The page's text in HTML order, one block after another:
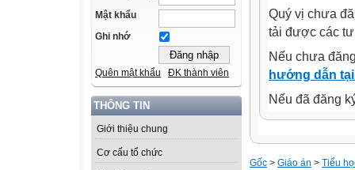
Mật khẩu
Ghi nhớ
Quên mật khẩu ĐK thành viên
THÔNG TIN
Giới thiệu chung
Cơ cấu tổ chức
Quý vị chưa
tải được các
Nếu chưa
hướng dẫn
Nếu đã đăng
Gốc > Giáo án > Tiểu